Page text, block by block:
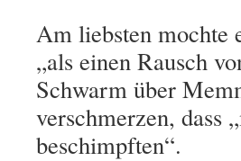
Am liebsten mochte
„als einen Rausch
Schwarm über
verschmerzen, dass
beschimpften“.